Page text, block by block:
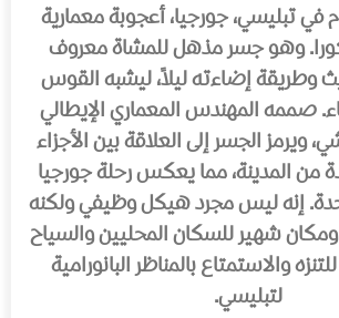
في تبليسي، جورجيا، أعجوبة معمارية
وهو جسر مذهل للمشاة معروف
وطريقة إضاءته ليلاً، ليشبه القوس
صممه المهندس المعماري الإيطالي
ويرمز الجسر إلى العلاقة بين الأجزاء
من المدينة، مما يعكس رحلة جورجيا
إنه ليس مجرد هيكل وظيفي ولكنه
شهير للسكان المحليين والسياح
والاستمتاع بالمناظر البانورامية
لتبليسي.